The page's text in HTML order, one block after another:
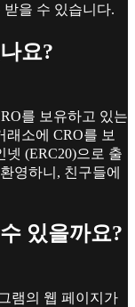
받을 수 있습니다.
요?
를 보유하고 있는
소에 CRO를 보
(ERC20)으로 출
영하니, 친구들에
있을까요?
램의 웹 페이지가